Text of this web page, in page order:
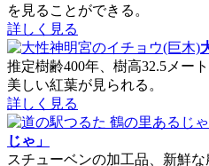
を見ることができる。
詳しく見る
推定樹齢400年、樹高32.5メー
美しい紅葉が見られる。
詳しく見る
じゃ」
スチューベンの加工品、新鮮